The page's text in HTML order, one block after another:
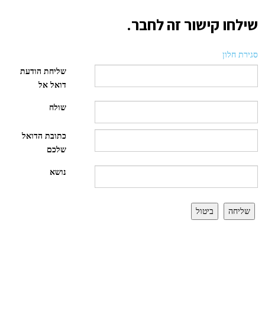
שילחו קישור זה לחבר.
סגירת חלון
שליחת הודעת
דואל אל
שולח
כתובת הדואל
שלכם
נושא
שליחה ביטול